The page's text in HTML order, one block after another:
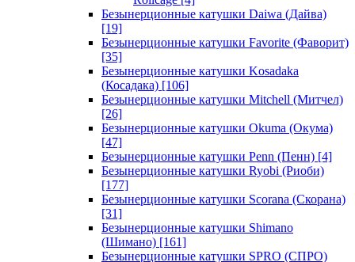
Безынерционные катушки Daiwa (Дайва)
[19]
Безынерционные катушки Favorite (Фаворит)
[35]
Безынерционные катушки Kosadaka
(Косадака) [106]
Безынерционные катушки Mitchell (Митчел)
[26]
Безынерционные катушки Okuma (Окума)
[47]
Безынерционные катушки Penn (Пенн) [4]
Безынерционные катушки Ryobi (Риоби)
[177]
Безынерционные катушки Scorana (Скорана)
[31]
Безынерционные катушки Shimano
(Шимано) [161]
Безынерционные катушки SPRO (СПРО)